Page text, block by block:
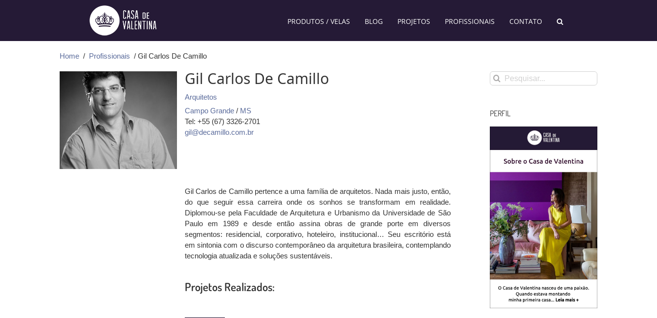
PRODUTOS / VELAS BLOG PROJETOS PROFISSIONAIS CONTATO
Home / Profissionais / Gil Carlos De Camillo
Gil Carlos De Camillo
Arquitetos
Campo Grande / MS
Tel: +55 (67) 3326-2701
gil@decamillo.com.br
Gil Carlos de Camillo pertence a uma família de arquitetos. Nada mais justo, então,
do que seguir essa carreira onde os sonhos se transformam em realidade.
Diplomou-se pela Faculdade de Arquitetura e Urbanismo da Universidade de São
Paulo em 1989 e desde então assina obras de grande porte em diversos
segmentos: residencial, corporativo, hoteleiro, institucional… Seu escritório está
em sintonia com o discurso contemporâneo da arquitetura brasileira, contemplando
tecnologia atualizada e soluções sustentáveis.
Projetos Realizados:
Buscar
resultados
PERFIL